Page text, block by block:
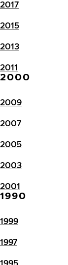
2017
2015
2013
2011
2000
2009
2007
2005
2003
2001
1990
1999
1997
1995